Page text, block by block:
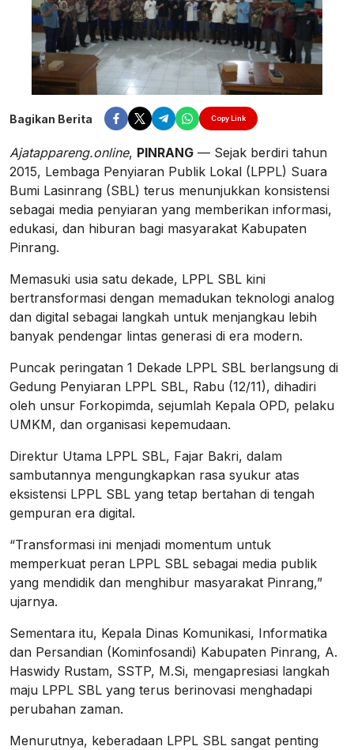
Bagikan Berita Copy Link
Ajatappareng.online, PINRANG — Sejak berdiri tahun
2015, Lembaga Penyiaran Publik Lokal (LPPL) Suara
Bumi Lasinrang (SBL) terus menunjukkan konsistensi
sebagai media penyiaran yang memberikan informasi,
edukasi, dan hiburan bagi masyarakat Kabupaten
Pinrang.
Memasuki usia satu dekade, LPPL SBL kini
bertransformasi dengan memadukan teknologi analog
dan digital sebagai langkah untuk menjangkau lebih
banyak pendengar lintas generasi di era modern.
Puncak peringatan 1 Dekade LPPL SBL berlangsung di
Gedung Penyiaran LPPL SBL, Rabu (12/11), dihadiri
oleh unsur Forkopimda, sejumlah Kepala OPD, pelaku
UMKM, dan organisasi kepemudaan.
Direktur Utama LPPL SBL, Fajar Bakri, dalam
sambutannya mengungkapkan rasa syukur atas
eksistensi LPPL SBL yang tetap bertahan di tengah
gempuran era digital.
“Transformasi ini menjadi momentum untuk
memperkuat peran LPPL SBL sebagai media publik
yang mendidik dan menghibur masyarakat Pinrang,”
ujarnya.
Sementara itu, Kepala Dinas Komunikasi, Informatika
dan Persandian (Kominfosandi) Kabupaten Pinrang, A.
Haswidy Rustam, SSTP, M.Si, mengapresiasi langkah
maju LPPL SBL yang terus berinovasi menghadapi
perubahan zaman.
Menurutnya, keberadaan LPPL SBL sangat penting